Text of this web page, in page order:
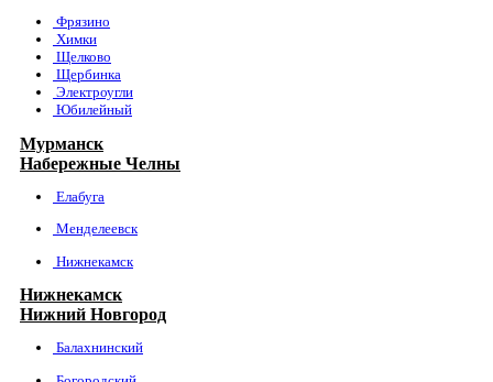
Фрязино
Химки
Щелково
Щербинка
Электроугли
Юбилейный
Мурманск
Набережные Челны
Елабуга
Менделеевск
Нижнекамск
Нижнекамск
Нижний Новгород
Балахнинский